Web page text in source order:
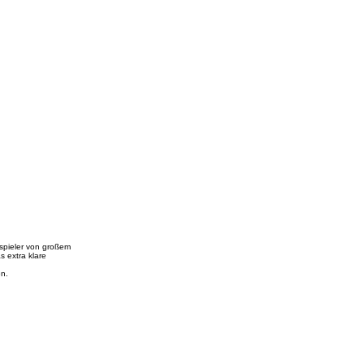
von großem
extra klare